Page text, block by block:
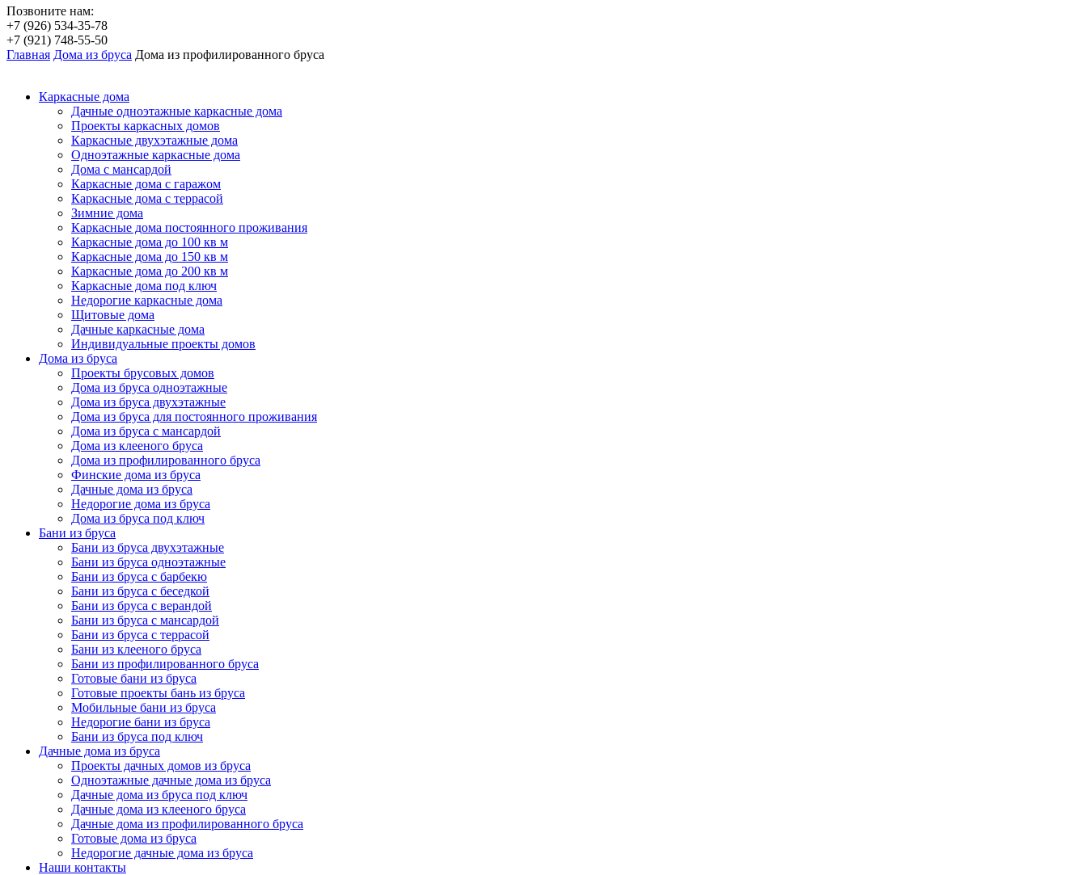
Позвоните нам:
+7 (926) 534-35-78
+7 (921) 748-55-50
Главная Дома из бруса Дома из профилированного бруса
Каркасные дома
Дачные одноэтажные каркасные дома
Проекты каркасных домов
Каркасные двухэтажные дома
Одноэтажные каркасные дома
Дома с мансардой
Каркасные дома с гаражом
Каркасные дома с террасой
Зимние дома
Каркасные дома постоянного проживания
Каркасные дома до 100 кв м
Каркасные дома до 150 кв м
Каркасные дома до 200 кв м
Каркасные дома под ключ
Недорогие каркасные дома
Щитовые дома
Дачные каркасные дома
Индивидуальные проекты домов
Дома из бруса
Проекты брусовых домов
Дома из бруса одноэтажные
Дома из бруса двухэтажные
Дома из бруса для постоянного проживания
Дома из бруса с мансардой
Дома из клееного бруса
Дома из профилированного бруса
Финские дома из бруса
Дачные дома из бруса
Недорогие дома из бруса
Дома из бруса под ключ
Бани из бруса
Бани из бруса двухэтажные
Бани из бруса одноэтажные
Бани из бруса с барбекю
Бани из бруса с беседкой
Бани из бруса с верандой
Бани из бруса с мансардой
Бани из бруса с террасой
Бани из клееного бруса
Бани из профилированного бруса
Готовые бани из бруса
Готовые проекты бань из бруса
Мобильные бани из бруса
Недорогие бани из бруса
Бани из бруса под ключ
Дачные дома из бруса
Проекты дачных домов из бруса
Одноэтажные дачные дома из бруса
Дачные дома из бруса под ключ
Дачные дома из клееного бруса
Дачные дома из профилированного бруса
Готовые дома из бруса
Недорогие дачные дома из бруса
Наши контакты